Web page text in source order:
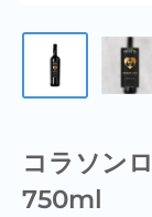
コラソン
750ml